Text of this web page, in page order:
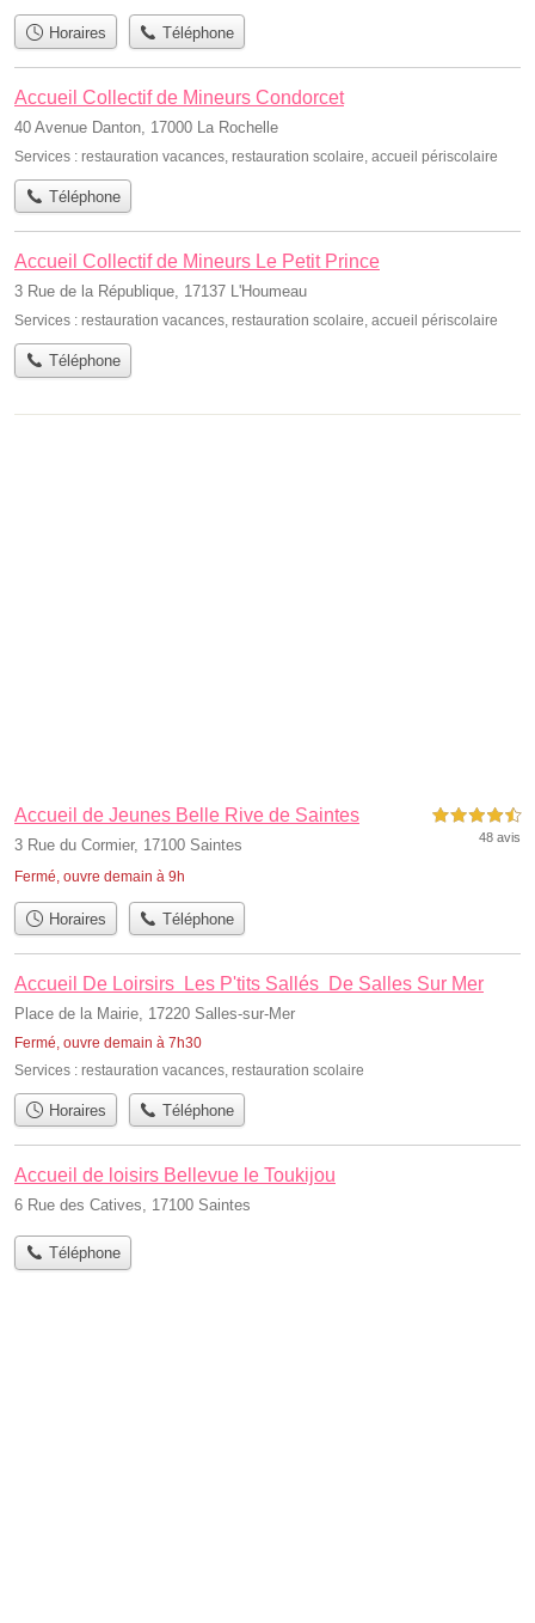
Horaires Téléphone
Accueil Collectif de Mineurs Condorcet
40 Avenue Danton, 17000 La Rochelle
Services : restauration vacances restauration scolaire accueil périscolaire
Téléphone
Accueil Collectif de Mineurs Le Petit Prince
3 Rue de la République, 17137 L'Houmeau
Services : restauration vacances, restauration scolaire, accueil périscolaire
Téléphone
Accueil de Jeunes Belle Rive de Saintes
3 Rue du Cormier, 17100 Saintes
Fermé, ouvre demain à 9h
4,5 étoiles sur 5
48 avis
Horaires Téléphone
Accueil De Loirsirs Les P'tits Sallés De Salles Sur Mer
Place de la Mairie, 17220 Salles-sur-Mer
Fermé, ouvre demain à 7h30
Services : restauration vacances, restauration scolaire
Horaires Téléphone
Accueil de loisirs Bellevue le Toukijou
6 Rue des Catives, 17100 Saintes
Téléphone